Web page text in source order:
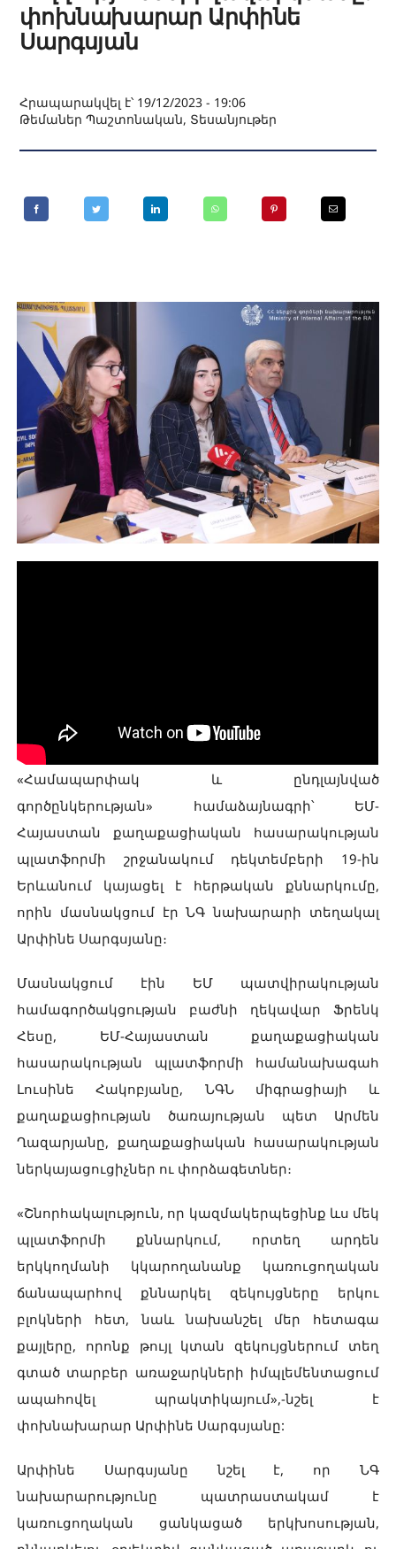
փոխնախարար Արփինե
Սարգսյան
Հրապարակվել է՝ 19/12/2023 - 19:06
ԹեմաներՊաշտոնական, Տեսանյութեր
«Համապարփակ և ընդլայնված
գործընկերության» համաձայնագրի՝ ԵՄ-
Հայաստան քաղաքացիական հասարակության
պլատֆորմի շրջանակում դեկտեմբերի 19-ին
Երևանում կայացել է հերթական քննարկումը,
որին մասնակցում էր ՆԳ նախարարի տեղակալ
Արփինե Սարգսյանը։
Մասնակցում էին ԵՄ պատվիրակության
համագործակցության բաժնի ղեկավար Ֆրենկ
Հեսը, ԵՄ-Հայաստան քաղաքացիական
հասարակության պլատֆորմի համանախագահ
Լուսինե Հակոբյանը, ՆԳՆ միգրացիայի և
քաղաքացիության ծառայության պետ Արմեն
Ղազարյանը, քաղաքացիական հասարակության
ներկայացուցիչներ ու փորձագետներ։
«Շնորհակալություն, որ կազմակերպեցինք ևս մեկ
պլատֆորմի քննարկում, որտեղ արդեն
երկկողմանի կկարողանանք կառուցողական
ճանապարհով քննարկել զեկույցները երկու
բլոկների հետ, նաև նախանշել մեր հետագա
քայլերը, որոնք թույլ կտան զեկույցներում տեղ
գտած տարբեր առաջարկների իմպլեմենտացում
ապահովել պրակտիկայում»,-նշել է
փոխնախարար Արփինե Սարգսյանը:
Արփինե Սարգսյանը նշել է, որ ՆԳ
նախարարությունը պատրաստակամ է
կառուցողական ցանկացած երկխոսության,